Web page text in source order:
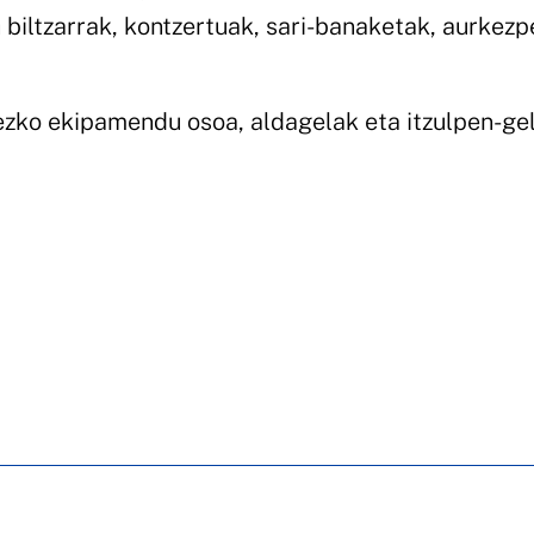
kontzertuak, sari-banaketak,
ekipamendu osoa, aldagelak eta itzulpen-